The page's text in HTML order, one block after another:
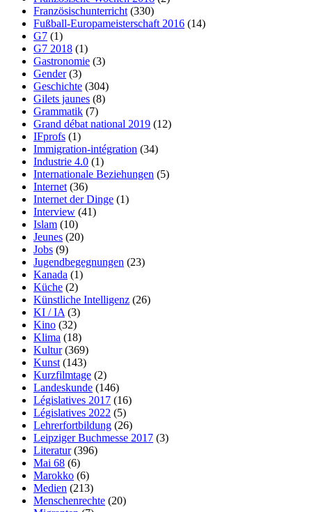
Französischunterricht (330)
Fußball-Europameisterschaft 2016 (14)
G7 (1)
G7 2018 (1)
Gastronomie (3)
Gender(3)
Geschichte (304)
Gilets jaunes (8)
Grammatik (7)
Grand débat national 2019 (12)
IFprofs (1)
Immigration-intégration (34)
Industrie 4.0 (1)
Internationale Beziehungen (5)
Internet (36)
Internet der Dinge (1)
Interview (41)
Islam (10)
Jeunes (20)
Jobs (9)
Jugendbegegnungen (23)
Kanada (1)
Küche (2)
Künstliche Intelligenz (26)
KI / IA (3)
Kino (32)
Klima (18)
Kultur(369)
Kunst (143)
Kurzfilmtage (2)
Landeskunde (146)
Législatives 2017 (16)
Législatives 2022 (5)
Lehrerfortbildung (26)
Leipziger Buchmesse 2017 (3)
Literatur(396)
Mai 68 (6)
Marokko (6)
Medien (213)
Menschenrechte (20)